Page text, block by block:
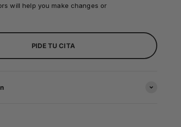
will help you make changes or
PIDE TU CITA